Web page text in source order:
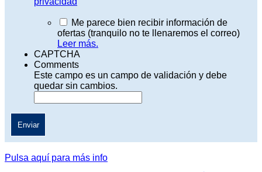
Me parece bien recibir información de
ofertas (tranquilo no te llenaremos el correo)
Leer más.
CAPTCHA
Comments
Este campo es un campo de validación y debe
quedar sin cambios.
Pulsa aquí para más info